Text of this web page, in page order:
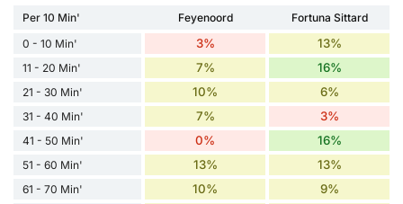
Per 10 Min' Feyenoord
Fortuna Sittard
0 - 10 Min'
3% 13%
11 - 20 Min' 7% 16%
21 - 30 Min' 10% 6%
31 - 40 Min' 7% 3%
41 - 50 Min' 0% 16%
51 - 60 Min' 13% 13%
61 - 70 Min' 10% 9%